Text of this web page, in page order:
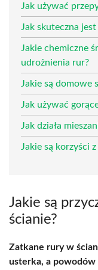
Jak używać
Jak skuteczna
Jakie chemiczne
udrożnienia rur?
Jakie są domowe
Jak używać
Jak działa
Jakie są korzyści
Jakie są
ścianie?
Zatkane rury w
usterka, a powodów